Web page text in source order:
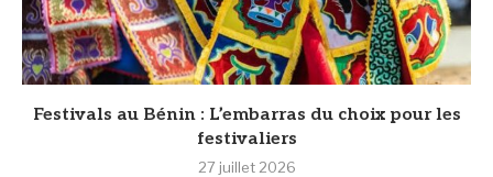
Festivals au Bénin : L’embarras du choix pour les
festivaliers
27 juillet 2026